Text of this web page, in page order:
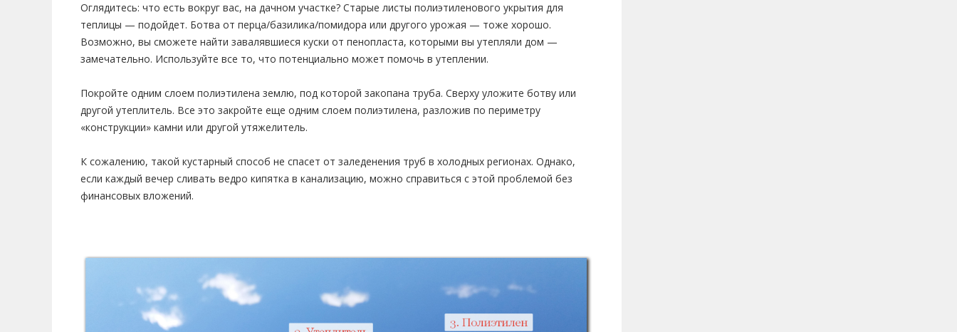
Оглядитесь: что есть вокруг вас, на дачном участке? Старые листы полиэтиленового укрытия для
теплицы — подойдет. Ботва от перца/базилика/помидора или другого урожая — тоже хорошо.
Возможно, вы сможете найти завалявшиеся куски от пенопласта, которыми вы утепляли дом —
замечательно. Используйте все то, что потенциально может помочь в утеплении.
Покройте одним слоем полиэтилена землю, под которой закопана труба. Сверху уложите ботву или
другой утеплитель. Все это закройте еще одним слоем полиэтилена, разложив по периметру
«конструкции» камни или другой утяжелитель.
К сожалению, такой кустарный способ не спасет от заледенения труб в холодных регионах. Однако,
если каждый вечер сливать ведро кипятка в канализацию, можно справиться с этой проблемой без
финансовых вложений.